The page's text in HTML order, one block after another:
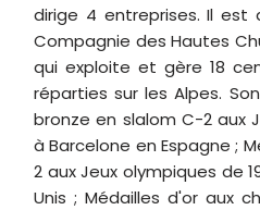
dirige 4 entreprises. Il est
Compagnie des Hautes
qui exploite et gère 18
réparties sur les Alpes.
bronze en slalom C-2 aux
à Barcelone en Espagne ;
2 aux Jeux olympiques de
Unis ; Médailles d'or aux